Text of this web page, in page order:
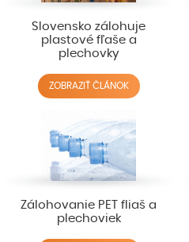
Slovensko zálohuje
plastové fľaše a
plechovky
ZOBRAZIŤ ČLÁNOK
Zálohovanie PET fliaš a
plechoviek